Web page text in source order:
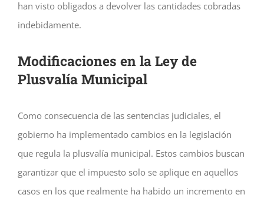
han visto obligados a devolver las cantidades cobradas
indebidamente.
Modificaciones en la Ley de
Plusvalía Municipal
Como consecuencia de las sentencias judiciales, el
gobierno ha implementado cambios en la legislación
que regula la plusvalía municipal. Estos cambios buscan
garantizar que el impuesto solo se aplique en aquellos
casos en los que realmente ha habido un incremento en